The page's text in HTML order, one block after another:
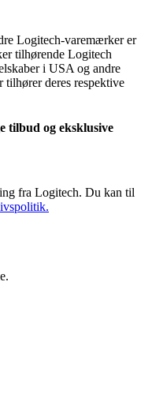
Logitech-varemærker er
tilhørende Logitech
i USA og andre
tilhører deres respektive
tilbud og eksklusive
fra Logitech. Du kan til